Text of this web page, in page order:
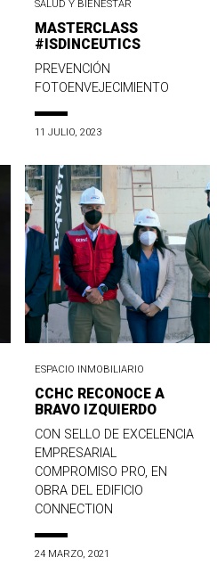
SALUD Y BIENESTAR
MASTERCLASS
#ISDINCEUTICS
PREVENCIÓN
FOTOENVEJECIMIENTO
11 JULIO, 2023
ESPACIO INMOBILIARIO
CCHC RECONOCE A
BRAVO IZQUIERDO
CON SELLO DE EXCELENCIA
EMPRESARIAL
COMPROMISO PRO, EN
OBRA DEL EDIFICIO
CONNECTION
24 MARZO, 2021